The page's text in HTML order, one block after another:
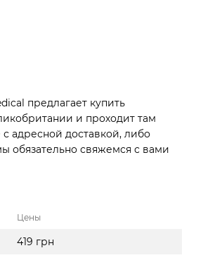
предлагает купить
и проходит там
с адресной доставкой, либо
обязательно свяжемся с вами
Цены
419 грн